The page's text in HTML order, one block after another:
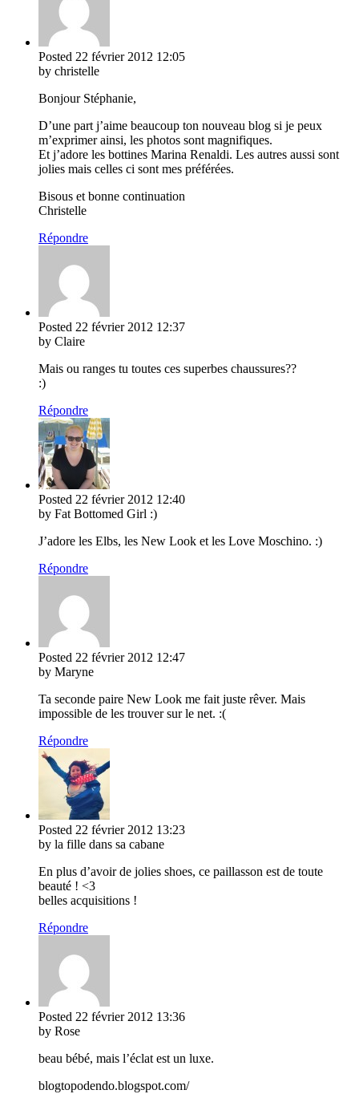
Posted 22 février 2012 12:05
by christelle
Bonjour Stéphanie,
D’une part j’aime beaucoup ton nouveau blog si je peux
m’exprimer ainsi, les photos sont magnifiques.
Et j’adore les bottines Marina Renaldi. Les autres aussi sont
jolies mais celles ci sont mes préférées.
Bisous et bonne continuation
Christelle
Répondre
Posted 22 février 2012 12:37
by Claire
Mais ou ranges tu toutes ces superbes chaussures??
:)
Répondre
Posted 22 février 2012 12:40
by Fat Bottomed Girl :)
J’adore les Elbs, les New Look et les Love Moschino. :)
Répondre
Posted 22 février 2012 12:47
by Maryne
Ta seconde paire New Look me fait juste rêver. Mais
impossible de les trouver sur le net. :(
Répondre
Posted 22 février 2012 13:23
by la fille dans sa cabane
En plus d’avoir de jolies shoes, ce paillasson est de toute
beauté ! <3
belles acquisitions !
Répondre
Posted 22 février 2012 13:36
by Rose
beau bébé, mais l’éclat est un luxe.
blogtopodendo.blogspot.com/